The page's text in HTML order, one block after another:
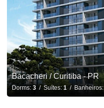
Bacacheri / Curitiba - PR
Dorms: 3/ Suítes:1/ Banheiros: